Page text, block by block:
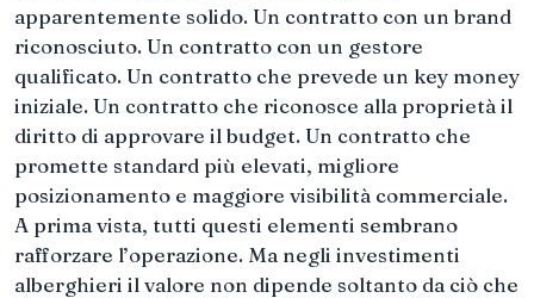
apparentemente solido. Un contratto con un brand
riconosciuto. Un contratto con un gestore
qualificato. Un contratto che prevede un key money
iniziale. Un contratto che riconosce alla proprietà il
diritto di approvare il budget. Un contratto che
promette standard più elevati, migliore
posizionamento e maggiore visibilità commerciale.
A prima vista, tutti questi elementi sembrano
rafforzare l’operazione. Ma negli investimenti
alberghieri il valore non dipende soltanto da ciò che